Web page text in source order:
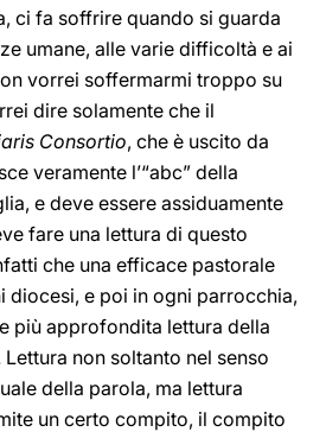
ci fa soffrire quando si guarda
umane, alle varie difficoltà e ai
vorrei soffermarmi troppo su
dire solamente che il
Consortio, che è uscito da
veramente l’“abc” della
e deve essere assiduamente
fare una lettura di questo
che una efficace pastorale
diocesi, e poi in ogni parrocchia,
più approfondita lettura della
Lettura non soltanto nel senso
della parola, ma lettura
un certo compito, il compito